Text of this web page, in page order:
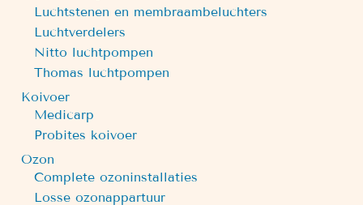
Luchtstenen en membraambeluchters
Luchtverdelers
Nitto luchtpompen
Thomas luchtpompen
Koivoer
Medicarp
Probites koivoer
Ozon
Complete ozoninstallaties
Losse ozonappartuur